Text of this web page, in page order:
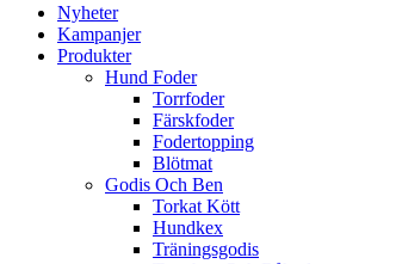
Nyheter
Kampanjer
Produkter
Hund Foder
Torrfoder
Färskfoder
Fodertopping
Blötmat
Godis Och Ben
Torkat Kött
Hundkex
Träningsgodis